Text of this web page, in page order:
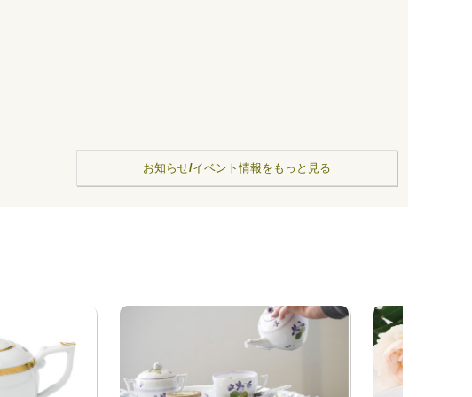
お知らせ/イベント情報をもっと見る